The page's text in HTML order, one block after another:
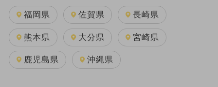
福岡県 佐賀県 長崎県
熊本県 大分県 宮崎県
鹿児島県 沖縄県